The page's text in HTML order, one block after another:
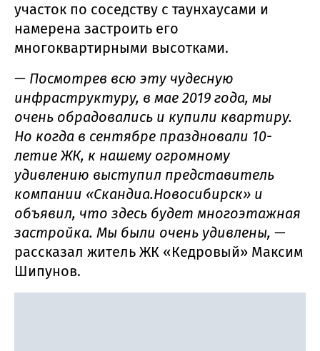
участок по соседству с таунхаусами и
намерена застроить его
многоквартирными высотками.
— Посмотрев всю эту чудесную
инфраструктуру, в мае 2019 года, мы
очень обрадовались и купили квартиру.
Но когда в сентябре праздновали 10-
летие ЖК, к нашему огромному
удивлению выступил представитель
компании «Скандиа.Новосибирск» и
объявил, что здесь будет многоэтажная
застройка. Мы были очень удивлены, —
рассказал житель ЖК «Кедровый» Максим
Шипунов.